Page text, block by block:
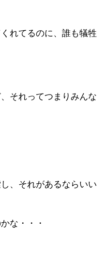
れてるのに、誰も犠牲
それってつまりみんな
、それがあるならいい
な・・・